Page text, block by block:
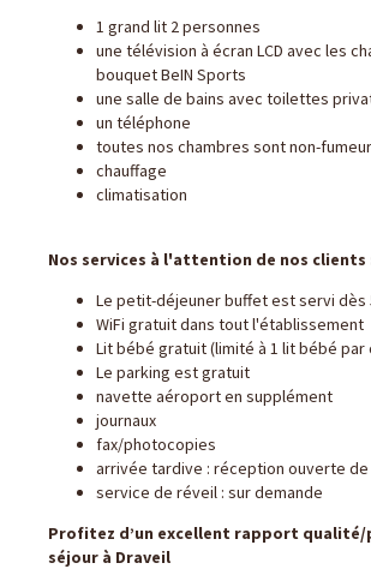
1 grand lit 2 personnes
une télévision à écran LCD avec les
bouquet BeIN Sports
une salle de bains avec toilettes
un téléphone
toutes nos chambres sont non-fumeur
chauffage
climatisation
Nos services à l'attention de nos clients
Le petit-déjeuner buffet est servi dès
WiFi gratuit dans tout l'établissement
Lit bébé gratuit (limité à 1 lit bébé par
Le parking est gratuit
navette aéroport en supplément
journaux
fax/photocopies
arrivée tardive : réception ouverte de
service de réveil : sur demande
Profitez d’un excellent rapport
séjour à Draveil